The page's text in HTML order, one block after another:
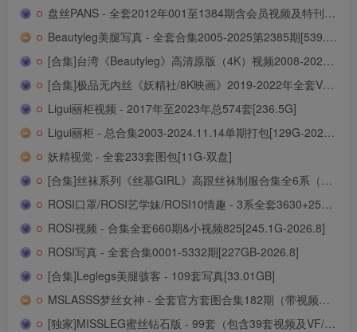
盘丝PANS - 全套2012年001至1384期含会员视频及特刊（新刊视频更新中）[436Ｇ-2024.12]
Beautyleg美腿写真 - 全套合集2005-2025第2385期[539.5G-2026.3]
[合集]台湾《Beautyleg》高清原版（4K）视频2008-2024.2.9_1409期[1.25T]
[合集]极品无内丝《妖精社/8K映画》2019-2022年全套V系/T系/B系/H系/BH系（钻石版高清视频），大小67.7G
Ligui丽柜视频 - 2017年至2023年总574套[236.5G]
Ligui丽柜 - 总合集2003-2024.11.14单期打包[129G-2024.12]
妖精视觉 - 全套233套图包[11G-双盘]
[合集]丝袜系列《丝慕GIRL》高跟丝袜制服合集全6系（SM/特写/蜜系列/熟系列/海外版带视频/故事）,大小100G
ROSI口罩/ROSI艺学妹/ROSI10情趣 - 3系全套3630+252+53套[154.4G-2026.8]
ROSI视频 - 合集全套660期&小视频825[245.1G-2026.8]
ROSI写真 - 全套合集0001-5332期[227GB-2026.8]
[合集]Leglegs美腿骇客 - 109套写真[33.01GB]
MSLASSS梦丝女神 - 全套官方套图合集182期（带视频）[119G]
[独家]MISSLEG蜜丝钻石版 - 99套（包含39套视频及VF/DV/V/M/N/H/F/众筹）43.3G